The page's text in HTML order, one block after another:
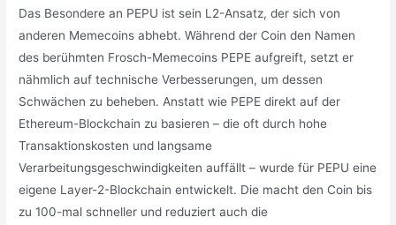
Das Besondere an PEPU ist sein L2-Ansatz, der sich von
anderen Memecoins abhebt. Während der Coin den Namen
des berühmten Frosch-Memecoins PEPE aufgreift, setzt er
nähmlich auf technische Verbesserungen, um dessen
Schwächen zu beheben. Anstatt wie PEPE direkt auf der
Ethereum-Blockchain zu basieren – die oft durch hohe
Transaktionskosten und langsame
Verarbeitungsgeschwindigkeiten auffällt – wurde für PEPU eine
eigene Layer-2-Blockchain entwickelt. Die macht den Coin bis
zu 100-mal schneller und reduziert auch die